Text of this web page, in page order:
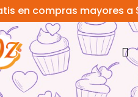
compras mayores a